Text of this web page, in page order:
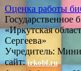
Оценка работы
Государственное
«Иркутская
Сергеева»
Учредитель:
сайт:irkobl.ru